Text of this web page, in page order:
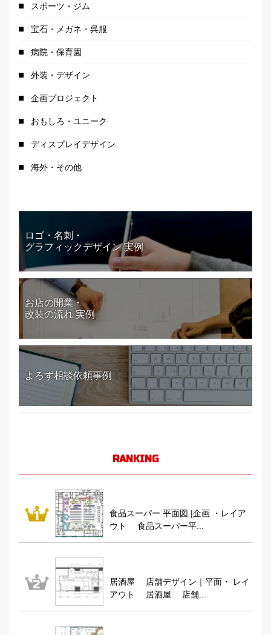
スポーツ・ジム
宝石・メガネ・呉服
病院・保育園
外装・デザイン
企画プロジェクト
おもしろ・ユニーク
ディスプレイデザイン
海外・その他
ロゴ・名刺・
グラフィックデザイン 実例
お店の開業・
改装の流れ 実例
よろず相談依頼事例
RANKING
食品スーパー 平面図 |企画 ・レイア
ウト 食品スーパー平...
居酒屋 店舗デザイン｜平面・ レイ
アウト 居酒屋 店舗...